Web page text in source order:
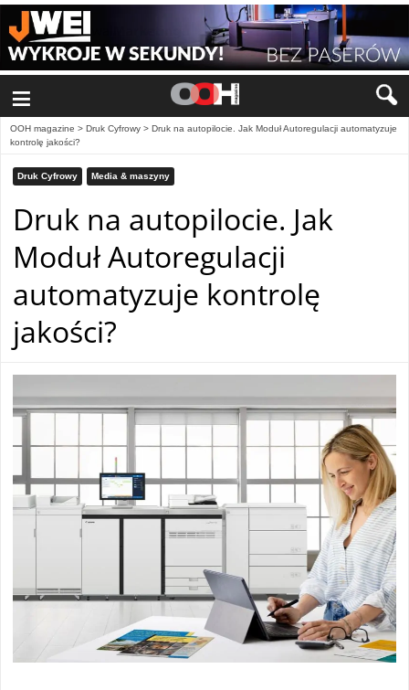
≡
OOH magazine > Druk Cyfrowy > Druk na autopilocie. Jak Moduł Autoregulacji automatyzuje
kontrolę jakości?
Druk Cyfrowy Media & maszyny
Druk na autopilocie. Jak
Moduł Autoregulacji
automatyzuje kontrolę
jakości?